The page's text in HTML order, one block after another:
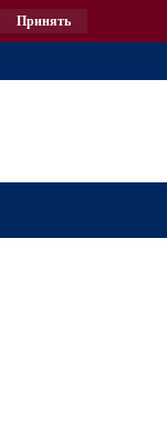
Принять